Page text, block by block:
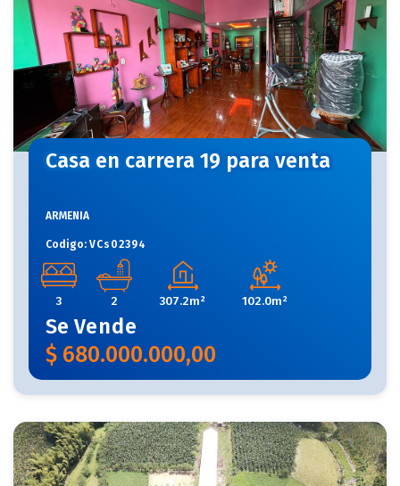
Casa en carrera 19 para venta
ARMENIA
Codigo: VCs02394
3 2 307.2m² 102.0m²
Se Vende
$ 680.000.000,00